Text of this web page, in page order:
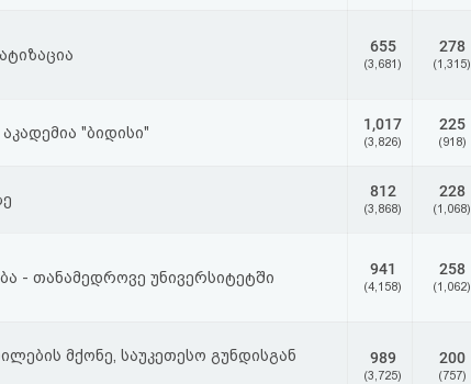
655
(3,681)
278
(1,315)
"ბიდისი" 1,017
(3,826)
225
(918)
812
(3,868)
228
(1,068)
- თანამედროვე უნივერსიტეტში 941
(4,158)
258
(1,062)
მქონე, საუკეთესო გუნდისგან
989
(3,725)
200
(757)